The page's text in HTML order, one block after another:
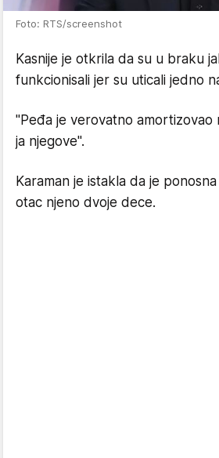
Foto: RTS/screenshot
Kasnije je otkrila da su u braku
funkcionisali jer su uticali jedno
"Peđa je verovatno amortizovao
ja njegove".
Karaman je istakla da je
otac njeno dvoje dece.